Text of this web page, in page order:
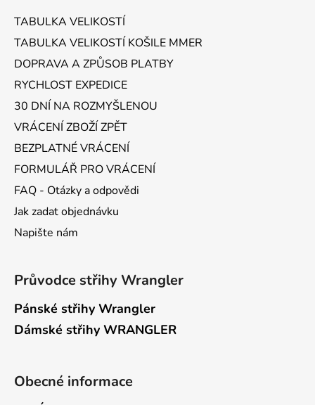
TABULKA VELIKOSTÍ
TABULKA VELIKOSTÍ KOŠILE MMER
DOPRAVA A ZPŮSOB PLATBY
RYCHLOST EXPEDICE
30 DNÍ NA ROZMYŠLENOU
VRÁCENÍ ZBOŽÍ ZPĚT
BEZPLATNÉ VRÁCENÍ
FORMULÁŘ PRO VRÁCENÍ
FAQ - Otázky a odpovědi
Jak zadat objednávku
Napište nám
Průvodce střihy Wrangler
Pánské střihy Wrangler
Dámské střihy WRANGLER
Obecné informace